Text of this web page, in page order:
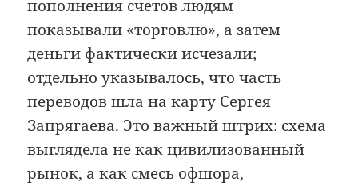
пополнения счетов людям
показывали «торговлю», а затем
деньги фактически исчезали;
отдельно указывалось, что часть
переводов шла на карту Сергея
Запрягаева. Это важный штрих: схема
выглядела не как цивилизованный
рынок, а как смесь офшора,